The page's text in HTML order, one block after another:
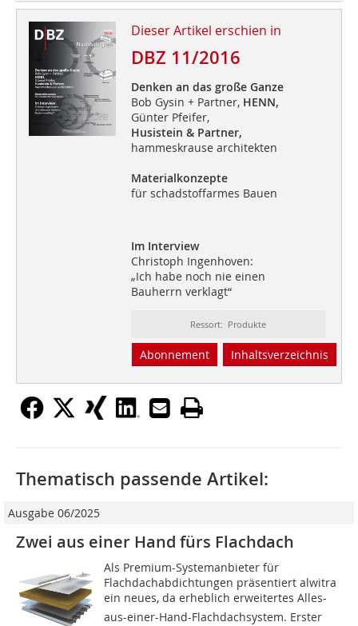
Dieser Artikel erschien in
DBZ 11/2016
Denken an das große Ganze
Bob Gysin + Partner, HENN,
Günter Pfeifer,
Husistein & Partner,
hammeskrause architekten
Materialkonzepte
für schadstoffarmes Bauen
Im Interview
Christoph Ingenhoven:
„Ich habe noch nie einen
Bauherrn verklagt“
Ressort: Produkte
Abonnement Inhaltsverzeichnis
Thematisch passende Artikel:
Ausgabe 06/2025
Zwei aus einer Hand fürs Flachdach
Als Premium-Systemanbieter für
Flachdachabdichtungen präsentiert alwitra
ein neues, da erheblich erweitertes Alles-
aus-einer-Hand-Flachdachsystem. Erster